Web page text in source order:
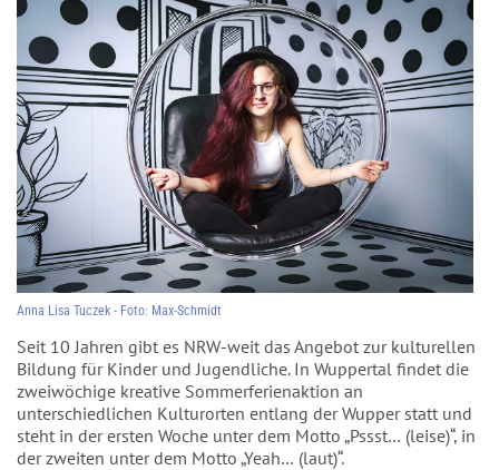
Anna Lisa Tuczek - Foto: Max-Schmidt
Seit 10 Jahren gibt es NRW-weit das Angebot zur kulturellen
Bildung für Kinder und Jugendliche. In Wuppertal findet die
zweiwöchige kreative Sommerferienaktion an
unterschiedlichen Kulturorten entlang der Wupper statt und
steht in der ersten Woche unter dem Motto „Pssst… (leise)“, in
der zweiten unter dem Motto „Yeah… (laut)“.